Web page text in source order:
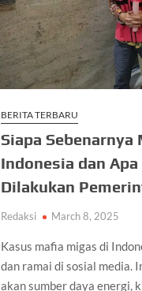
BERITA TERBARU
Siapa Sebenarnya
Indonesia dan
Dilakukan
Redaksi March 8, 2025
Kasus mafia migas di
dan ramai di sosial media.
akan sumber daya energi,